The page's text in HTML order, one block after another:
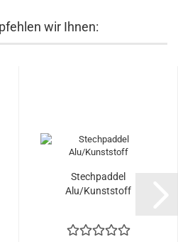
wir Ihnen:
Stechpaddel
Alu/Kunststoff